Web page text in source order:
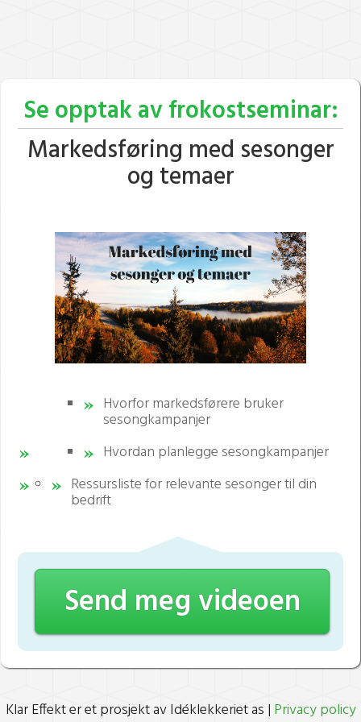
Se opptak av frokostseminar:
Markedsføring med sesonger
og temaer
Hvorfor markedsførere bruker
sesongkampanjer
Hvordan planlegge sesongkampanjer
Ressursliste for relevante sesonger til din
bedrift
Send meg videoen
Klar Effekt er et prosjekt av Idéklekkeriet as | Privacy policy